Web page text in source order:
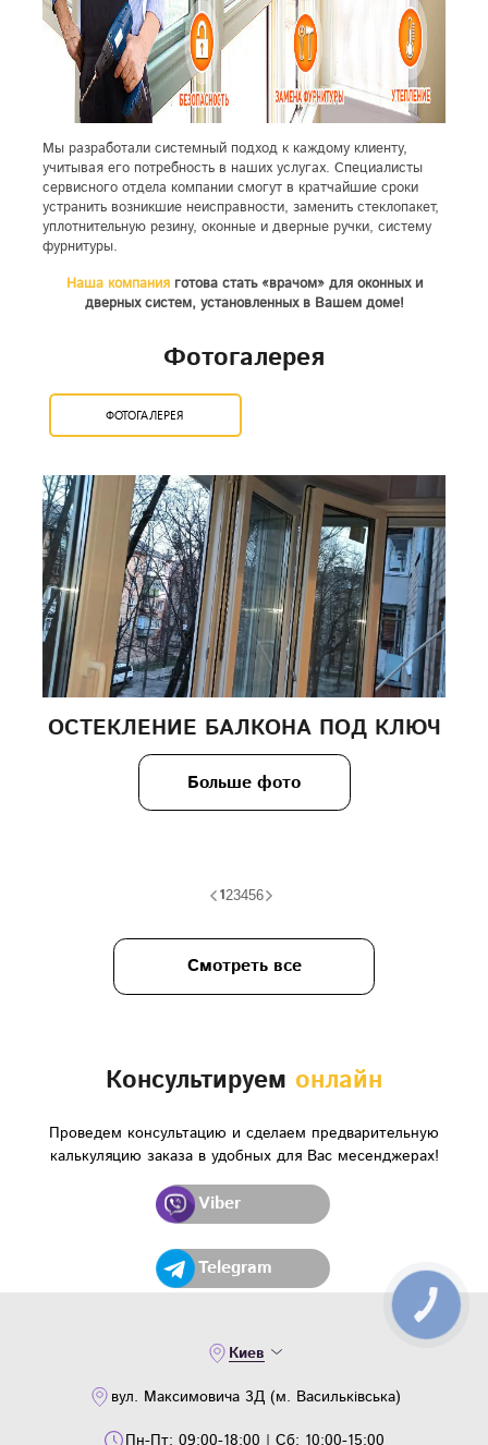
Мы разработали системный подход к каждому клиенту,
учитывая его потребность в наших услугах. Специалисты
сервисного отдела компании смогут в кратчайшие сроки
устранить возникшие неисправности, заменить стеклопакет,
уплотнительную резину, оконные и дверные ручки, систему
фурнитуры.
Наша компанияготова стать «врачом» для оконных и
дверных систем, установленных в Вашем доме!
Фотогалерея
ФОТОГАЛЕРЕЯ
ОСТЕКЛЕНИЕ БАЛКОНА ПОД КЛЮЧ
Больше фото
123456
Смотреть все
Консультируем онлайн
Проведем консультацию и сделаем предварительную
калькуляцию заказа в удобных для Вас месенджерах!
Viber
Telegram
Киев
вул. Максимовича 3Д (м. Васильківська)
Пн-Пт: 09:00-18:00 | Сб: 10:00-15:00